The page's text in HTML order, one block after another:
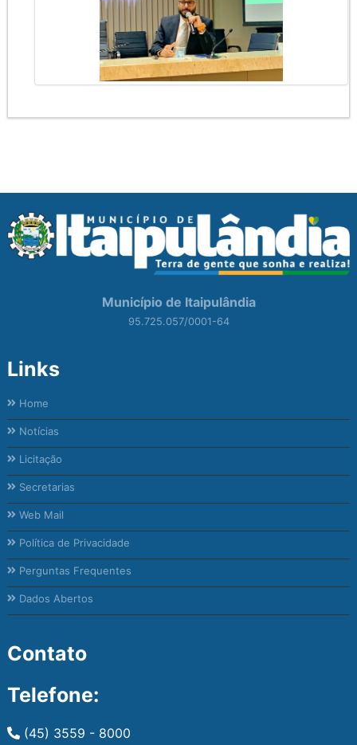
Município de Itaipulândia
95.725.057/0001-64
Links
Home
Notícias
Licitação
Secretarias
Web Mail
Política de Privacidade
Perguntas Frequentes
Dados Abertos
Contato
Telefone:
(45) 3559 - 8000